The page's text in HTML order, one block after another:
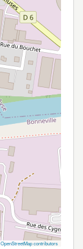
OpenStreetMap contributors